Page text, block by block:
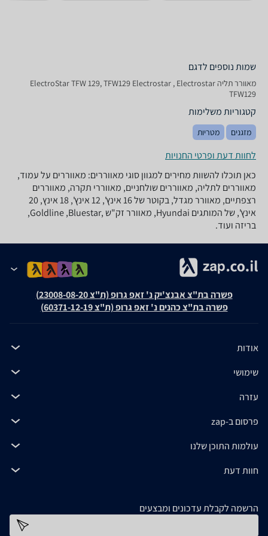
שמות נוספים לדגם
‏מאוורר תליה ElectroStar TFW 129, TFW129 Electrostar , Electrostar
TFW129
קטגוריות משלימות
מזגנים מטריות
לחוות דעת ופרטי החנויות
כאן תוכלו להשוות מחירים למגוון סוגי מאווררים: מאווררים על עמוד,
מאווררים לתליה, מאווררים שולחניים, מאווררי תקרה, מאווררים
רצפתיים, מאוורר מגדל, בקוטר של 16 אינץ', 12 אינץ', 18 אינץ, 20
אינץ', של המותגים Hyundai, מאוורר זק"ש ,Goldline ,Bluestar,
בריזה ועוד.
פשרה בת"צ אבנצ'יק נ' זאפ גרופ (ת"צ 23008-08-20)
פשרה בת"צ כהנים נ' זאפ גרופ (ת"צ 60371-12-19)
אודות
שימושי
עזרה
פרסום ב-zap
עולמות התוכן שלנו
חוות דעת
הרשמה לקבלת עדכונים ומבצעים